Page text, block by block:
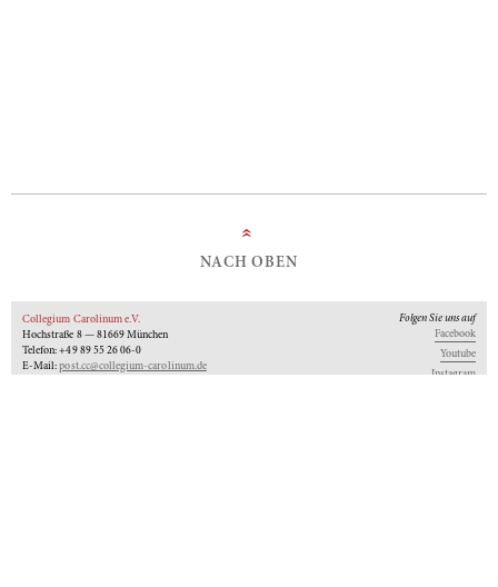
»
NACH OBEN
Collegium Carolinum e.V.
Hochstraße 8 — 81669 München
Telefon: +49 89 55 26 06-0
E-Mail:post.cc@collegium-carolinum.de
Folgen Sie uns auf
Facebook
Youtube
Instagram